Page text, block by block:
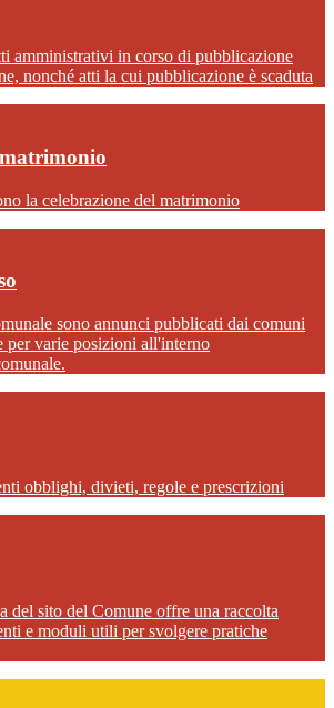
amministrativi in corso di pubblicazione
nonché atti la cui pubblicazione è scaduta
la celebrazione del matrimonio
sono annunci pubblicati dai comuni
per varie posizioni all'interno
obblighi, divieti, regole e prescrizioni
del sito del Comune offre una raccolta
e moduli utili per svolgere pratiche